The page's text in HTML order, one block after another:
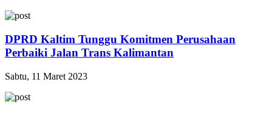
DPRD Kaltim Tunggu Komitmen Perusahaan
Perbaiki Jalan Trans Kalimantan
Sabtu, 11 Maret 2023